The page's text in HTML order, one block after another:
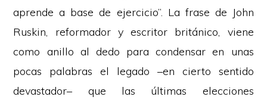
aprende a base de ejercicio”. La frase de John
Ruskin, reformador y escritor británico, viene
como anillo al dedo para condensar en unas
pocas palabras el legado –en cierto sentido
devastador– que las últimas elecciones